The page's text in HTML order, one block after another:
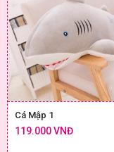
Cá Mập 1
119.000 VNĐ